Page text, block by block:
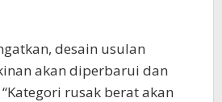
desain usulan
akan diperbarui dan
rusak berat akan